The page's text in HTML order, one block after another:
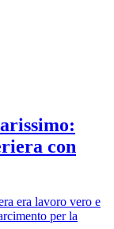
con
era lavoro vero e
per la